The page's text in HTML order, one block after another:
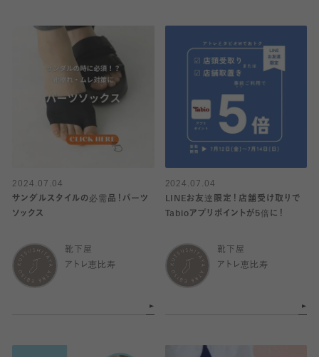
2024.07.04
サンダルスタイルの必需品！パーツ
ソックス
靴下屋
アトレ恵比寿
2024.07.04
LINEお友達限定！店舗受け取りで
Tabioアプリポイントが5倍に！
靴下屋
アトレ恵比寿